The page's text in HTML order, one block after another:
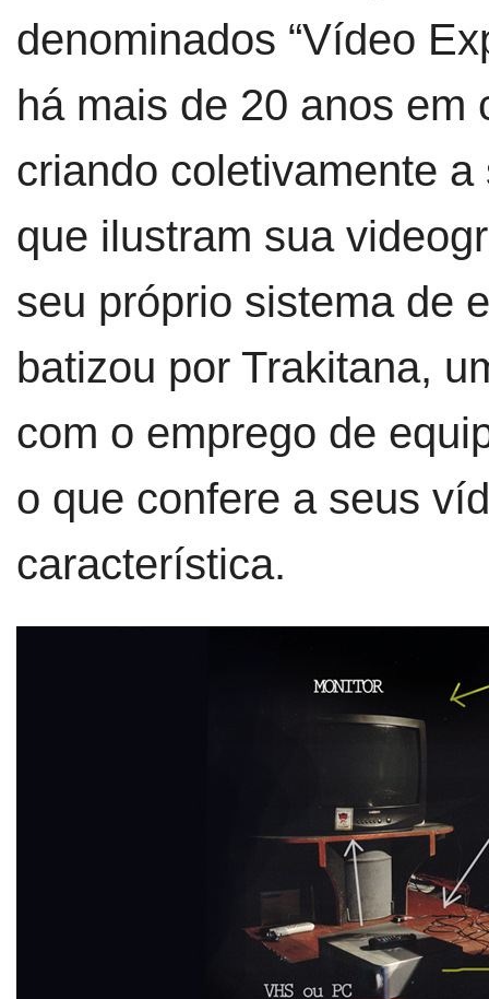
denominados “Vídeo
há mais de 20 anos em
criando coletivamente a
que ilustram sua
seu próprio sistema de
batizou por Trakitana,
com o emprego de
o que confere a seus
característica.